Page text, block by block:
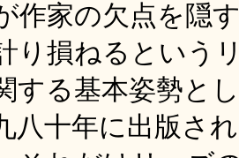
作家の欠点を隠
り損ねるという
する基本姿勢と
十年に出版さ